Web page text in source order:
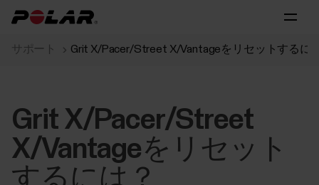
サポート Grit X/Pacer/Street X/Vantageをリセットするに
Grit X/Pacer/Street
X/Vantageをリセット
するには？